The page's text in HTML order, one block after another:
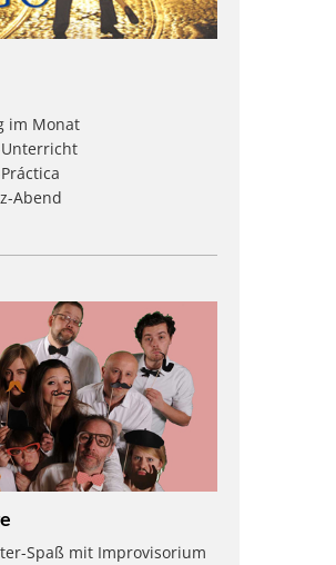
im Monat
Unterricht
Abend
Spaß mit Improvisorium